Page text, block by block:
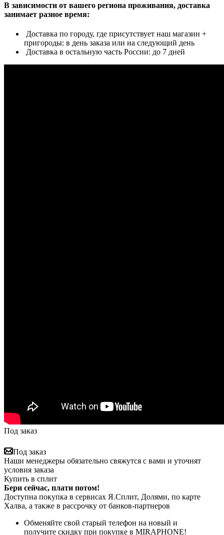
В зависимости от вашего региона проживания, доставка
занимает разное время:
Доставка по городу, где присутствует наш магазин +
пригороды: в день заказа или на следующий день
Доставка в остальную часть России: до 7 дней
Под заказ
Под заказ
Наши менеджеры обязательно свяжутся с вами и уточнят
условия заказа
Купить в сплит
Бери сейчас, плати потом!
Доступна покупка в сервисах Я.Сплит, Долями, по карте
Халва, а также в рассрочку от банков-партнеров
Обменяйте свой старый телефон на новый и
получите скидку при покупке в MIRAPHONE!